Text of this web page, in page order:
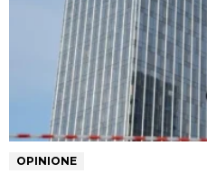
OPINIONE